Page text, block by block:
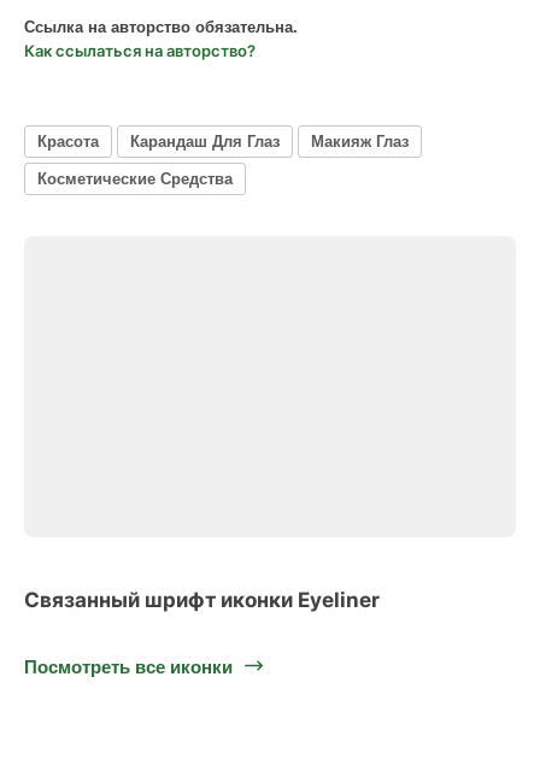
Ссылка на авторство обязательна.
Как ссылаться на авторство?
Красота Карандаш Для Глаз
Макияж Глаз
Косметические Средства
Связанный шрифт иконки Eyeliner
Посмотреть все иконки